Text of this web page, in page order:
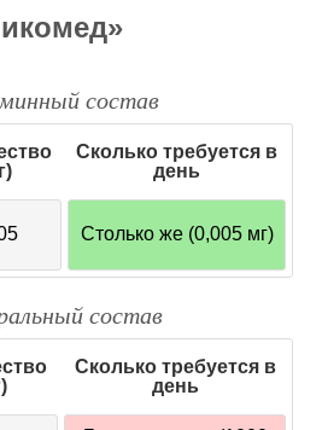
состав
Сколько требуется в
день
Столько же (0,005 мг)
состав
Сколько требуется в
день